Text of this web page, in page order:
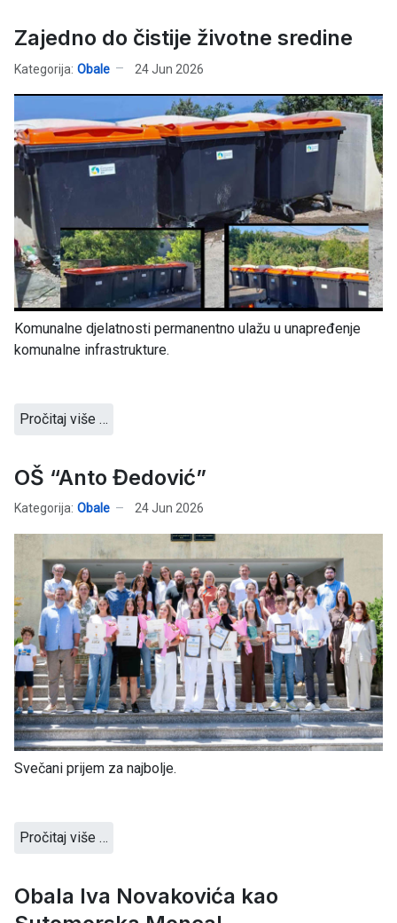
Zajedno do čistije životne sredine
Kategorija: Obale 24 Jun 2026
Komunalne djelatnosti permanentno ulažu u unapređenje
komunalne infrastrukture.
Pročitaj više …
OŠ “Anto Đedović”
Kategorija: Obale 24 Jun 2026
Svečani prijem za najbolje.
Pročitaj više …
Obala Iva Novakovića kao